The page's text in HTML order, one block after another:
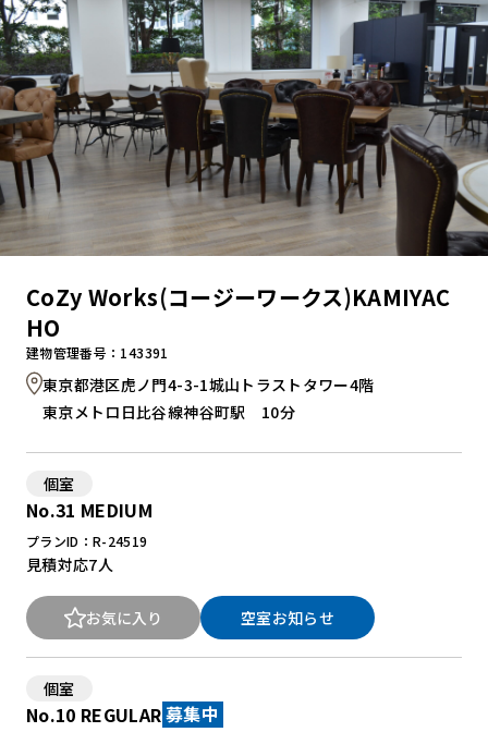
CoZy Works(コージーワークス)KAMIYAC
HO
建物管理番号：143391
東京都港区虎ノ門4-3-1城山トラストタワー4階
東京メトロ日比谷線神谷町駅 10分
個室
No.31 MEDIUM
プランID：R-24519
見積対応7人
お気に入り 空室お知らせ
個室
No.10 REGULAR 募集中